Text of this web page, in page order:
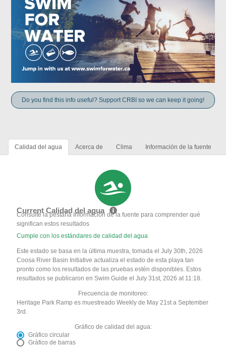
Do you find this info useful? Support CRBI so we can keep it going!
Calidad del agua Acerca de Clima Información de la fuente
Current Calidad del agua
Consulte la pestaña Información de la fuente para comprender qué
significan estos resultados
Cumple con los estándares de calidad del agua
Este estado se basa en la última muestra, tomada el July 30th, 2026
Coosa River Basin Initiative actualiza el estado de esta playa tan
pronto como los resultados de las pruebas estén disponibles. Estos
resultados se publicaron en Swim Guide el July 31st, 2026 at 11:18.
Frecuencia de monitoreo:
Heritage Park Ramp es muestreado Weekly de May 21st a September
3rd.
Gráfico de calidad del agua:
Gráfico circular
Gráfico de barras